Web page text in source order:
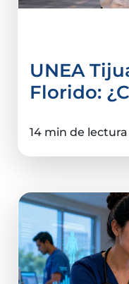
UNEA
Florido:
14 min de lectura